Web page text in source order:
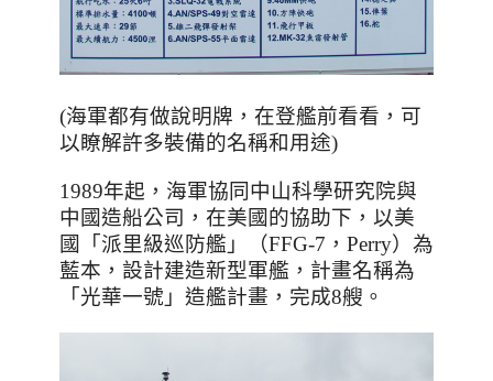
(海軍都有做說明牌，在登艦前看看，可
以瞭解許多裝備的名稱和用途)
1989年起，海軍協同中山科學研究院與
中國造船公司，在美國的協助下，以美
國「派里級巡防艦」（FFG-7 ， Perry）為
藍本，設計建造新型軍艦，計畫名稱為
「光華一號」造艦計畫， 完成8艘。